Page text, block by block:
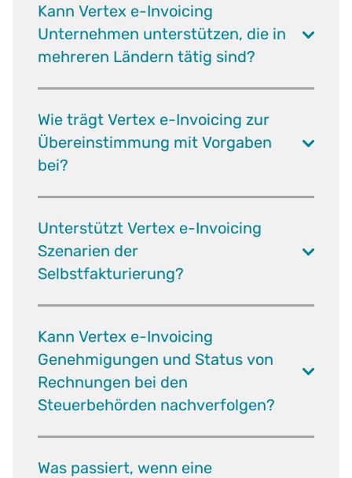
Kann Vertex e-Invoicing
Unternehmen unterstützen, die in
mehreren Ländern tätig sind?
Wie trägt Vertex e-Invoicing zur
Übereinstimmung mit Vorgaben
bei?
Unterstützt Vertex e-Invoicing
Szenarien der
Selbstfakturierung?
Kann Vertex e-Invoicing
Genehmigungen und Status von
Rechnungen bei den
Steuerbehörden nachverfolgen?
Was passiert, wenn eine